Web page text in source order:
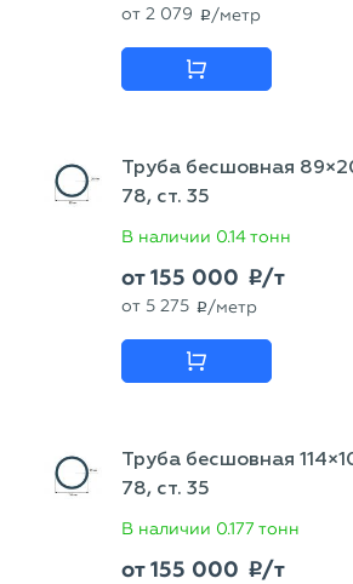
от 2 079 p /метр
Труба бесшовная
78, ст. 35
В наличии 0.14 тонн
от155 000 p/т
от 5 275 p /метр
Труба бесшовная
78, ст. 35
В наличии 0.177 тонн
от155 000 p/т